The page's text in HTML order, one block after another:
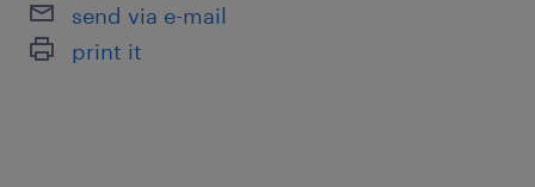
伊予鉄道郡中線（ぐんちゅうせん）／郡中港駅
（徒歩8分）
send via e-mail
print it